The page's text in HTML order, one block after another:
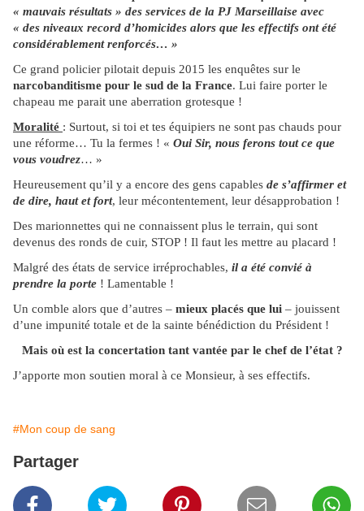
« mauvais résultats » des services de la PJ Marseillaise avec
« des niveaux record d’homicides alors que les effectifs ont été
considérablement renforcés… »
Ce grand policier pilotait depuis 2015 les enquêtes sur le
narcobanditisme pour le sud de la France. Lui faire porter le
chapeau me parait une aberration grotesque !
Moralité : Surtout, si toi et tes équipiers ne sont pas chauds pour
une réforme… Tu la fermes ! « Oui Sir, nous ferons tout ce que
vous voudrez… »
Heureusement qu’il y a encore des gens capables de s’affirmer et
de dire, haut et fort, leur mécontentement, leur désapprobation !
Des marionnettes qui ne connaissent plus le terrain, qui sont
devenus des ronds de cuir, STOP ! Il faut les mettre au placard !
Malgré des états de service irréprochables, il a été convié à
prendre la porte ! Lamentable !
Un comble alors que d’autres – mieux placés que lui – jouissent
d’une impunité totale et de la sainte bénédiction du Président !
Mais où est la concertation tant vantée par le chef de l’état ?
J’apporte mon soutien moral à ce Monsieur, à ses effectifs.
#Mon coup de sang
Partager